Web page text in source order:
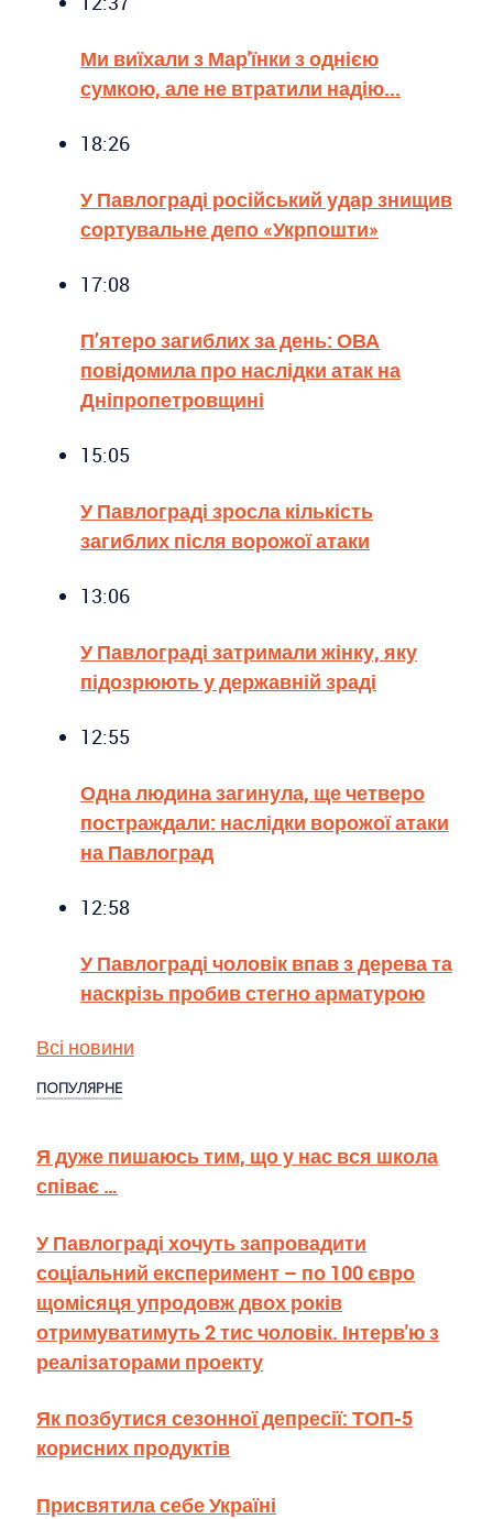
Ми виїхали з Мар'їнки з однією
сумкою, але не втратили надію...
18:26
У Павлограді російський удар знищив
сортувальне депо «Укрпошти»
17:08
П’ятеро загиблих за день: ОВА
повідомила про наслідки атак на
Дніпропетровщині
15:05
У Павлограді зросла кількість
загиблих після ворожої атаки
13:06
У Павлограді затримали жінку, яку
підозрюють у державній зраді
12:55
Одна людина загинула, ще четверо
постраждали: наслідки ворожої атаки
на Павлоград
12:58
У Павлограді чоловік впав з дерева та
наскрізь пробив стегно арматурою
Всі новини
ПОПУЛЯРНЕ
Я дуже пишаюсь тим, що у нас вся школа
співає …
У Павлограді хочуть запровадити
соціальний експеримент – по 100 євро
щомісяця упродовж двох років
отримуватимуть 2 тис чоловік. Інтерв'ю з
реалізаторами проекту
Як позбутися сезонної депресії: ТОП-5
корисних продуктів
Присвятила себе Україні